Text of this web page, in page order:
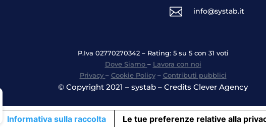
 info@systab.it
P.Iva 02770270342 – Rating: 5 su 5 con 31 voti
Dove Siamo – Lavora con noi
Privacy – Cookie Policy– Contributi pubblici
© Copyright 2021 – systab – Credits Clever Agency
Informativa sulla raccolta Le tue preferenze relative alla